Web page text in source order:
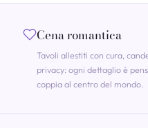
Cena romantica
Tavoli allestiti con cura,
privacy: ogni dettaglio è
coppia al centro del mondo.